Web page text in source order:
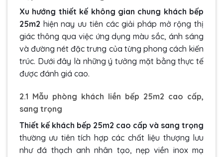
Xu hướng thiết kế không gian chung khách bếp
25m2 hiện nay ưu tiên các giải pháp mở rộng thị
giác thông qua việc ứng dụng màu sắc, ánh sáng
và đường nét đặc trưng của từng phong cách kiến
trúc. Dưới đây là những ý tưởng mặt bằng thực tế
được đánh giá cao.
2.1 Mẫu phòng khách liền bếp 25m2 cao cấp,
sang trọng
Thiết kế khách bếp 25m2 cao cấp và sang trọng
thường ưu tiên tích hợp các chất liệu thượng lưu
như đá thạch anh nhân tạo, nẹp viền inox mạ